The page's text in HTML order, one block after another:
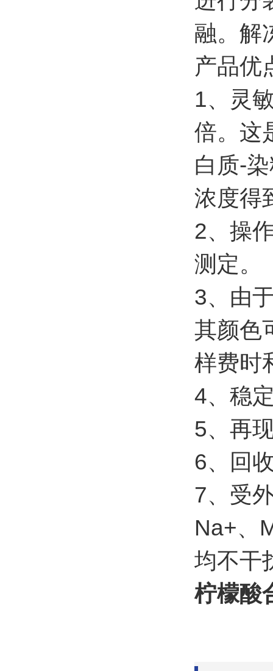
融。解
产品优
1、灵
倍。这
白质-
浓度得
2、操
测定。
3、由
其颜色
样费时
4、稳
5、再
6、回
7、受
Na+、
均不干
柠檬酸